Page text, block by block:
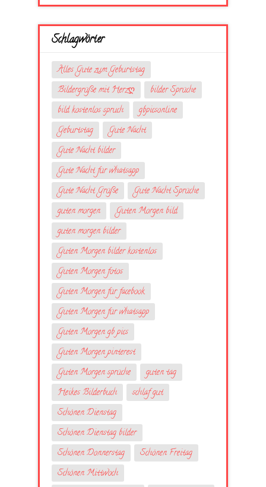
Schlagwörter
Alles Gute zum Geburtstag
Bildergrüße mit Herzღ
bilder Sprüche
bild kostenlos spruch
gbpicsonline
Geburtstag
Gute Nacht
Gute Nacht bilder
Gute Nacht für whatsapp
Gute Nacht Grüße
Gute Nacht Sprüche
guten morgen
Guten Morgen bild
guten morgen bilder
Guten Morgen bilder kostenlos
Guten Morgen fotos
Guten Morgen für facebook
Guten Morgen für whatsapp
Guten Morgen gb pics
Guten Morgen pinterest
Guten Morgen sprüche
guten tag
Heikes Bilderbuch
schlaf gut
Schönen Dienstag
Schönen Dienstag bilder
Schönen Donnerstag
Schönen Freitag
Schönen Mittwoch